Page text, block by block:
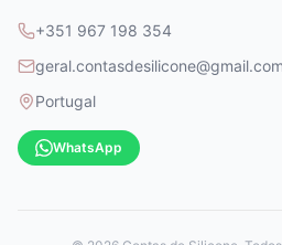
+351 967 198 354
geral.contasdesilicone@gmail.com
Portugal
WhatsApp